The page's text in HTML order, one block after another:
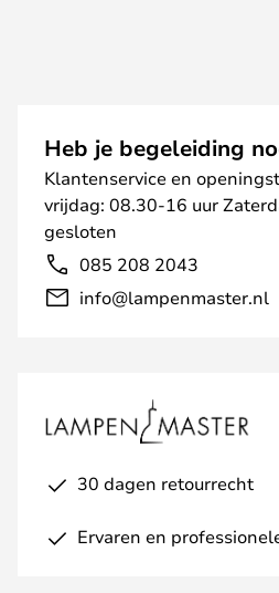
Heb je begeleiding
Klantenservice en
vrijdag: 08.30-16 uur
gesloten
085 208 2043
info@lampenmaster.nl
30 dagen retourrecht
Ervaren en